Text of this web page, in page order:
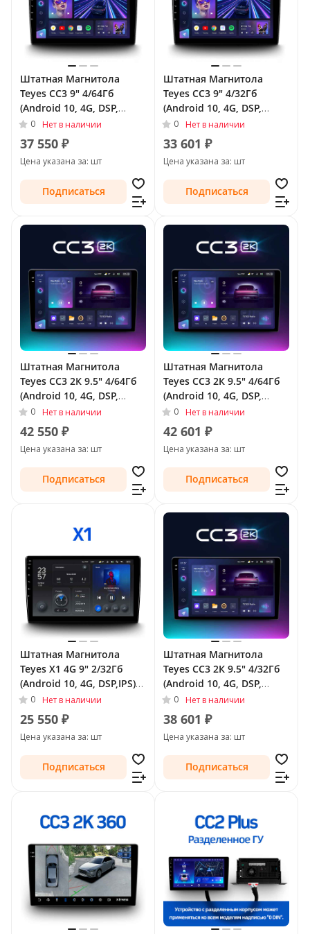
Штатная Магнитола
Teyes CC3 9" 4/64Гб
(Android 10, 4G, DSP,
QLed) для Volkswagen
Tiguan I Рестайлинг 2011
- 2018 Тип-F2
0 Нет в наличии
37 550 ₽
Цена указана за: шт
Подписаться
Штатная Магнитола
Teyes CC3 9" 4/32Гб
(Android 10, 4G, DSP,
QLed) для Volkswagen
Tiguan I Рестайлинг 2011
- 2018 Тип-F1
0 Нет в наличии
33 601 ₽
Цена указана за: шт
Подписаться
Штатная Магнитола
Teyes CC3 2К 9.5" 4/64Гб
(Android 10, 4G, DSP,
QLed) для Volkswagen
Tiguan I Рестайлинг 2011
- 2018 Тип-F2
0 Нет в наличии
42 550 ₽
Цена указана за: шт
Подписаться
Штатная Магнитола
Teyes CC3 2К 9.5" 4/64Гб
(Android 10, 4G, DSP,
QLed) для Volkswagen
Tiguan I Рестайлинг 2011
- 2018 Тип-F1
0 Нет в наличии
42 601 ₽
Цена указана за: шт
Подписаться
Штатная Магнитола
Teyes X1 4G 9" 2/32Гб
(Android 10, 4G, DSP,IPS)
для Volkswagen Tiguan I
Рестайлинг 2011 - 2018
Тип-F2
0 Нет в наличии
25 550 ₽
Цена указана за: шт
Подписаться
Штатная Магнитола
Teyes CC3 2К 9.5" 4/32Гб
(Android 10, 4G, DSP,
QLed) для Volkswagen
Tiguan I Рестайлинг 2011
- 2018 Тип-F1
0 Нет в наличии
38 601 ₽
Цена указана за: шт
Подписаться